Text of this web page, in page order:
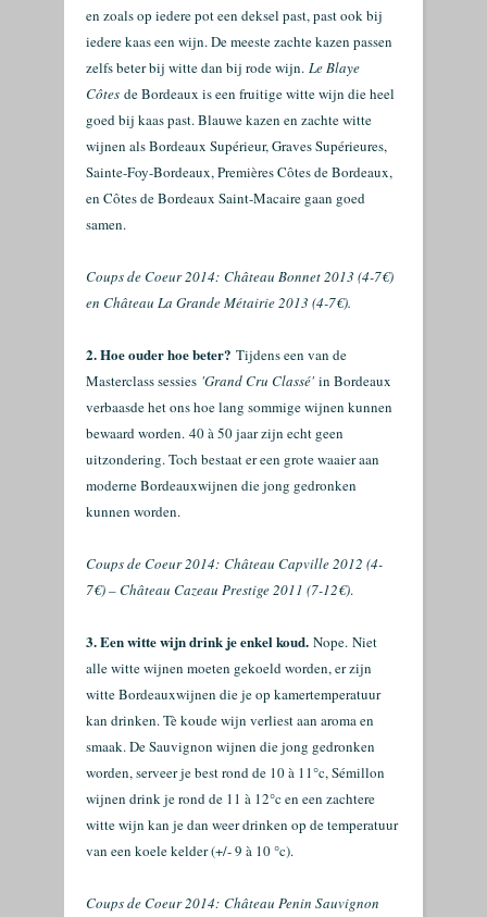
en zoals op iedere pot een deksel past, past ook bij
iedere kaas een wijn. De meeste zachte kazen passen
zelfs beter bij witte dan bij rode wijn. Le Blaye
Côtes de Bordeaux is een fruitige witte wijn die heel
goed bij kaas past. Blauwe kazen en zachte witte
wijnen als Bordeaux Supérieur, Graves Supérieures,
Sainte-Foy-Bordeaux, Premières Côtes de Bordeaux,
en Côtes de Bordeaux Saint-Macaire gaan goed
samen.
Coups de Coeur 2014: Château Bonnet 2013 (4-7€)
en Château La Grande Métairie 2013 (4-7€).
2. Hoe ouder hoe beter? Tijdens een van de
Masterclass sessies 'Grand Cru Classé' in Bordeaux
verbaasde het ons hoe lang sommige wijnen kunnen
bewaard worden. 40 à 50 jaar zijn echt geen
uitzondering. Toch bestaat er een grote waaier aan
moderne Bordeauxwijnen die jong gedronken
kunnen worden.
Coups de Coeur 2014: Château Capville 2012 (4-
7€) – Château Cazeau Prestige 2011 (7-12€).
3. Een witte wijn drink je enkel koud. Nope. Niet
alle witte wijnen moeten gekoeld worden, er zijn
witte Bordeauxwijnen die je op kamertemperatuur
kan drinken. Tè koude wijn verliest aan aroma en
smaak. De Sauvignon wijnen die jong gedronken
worden, serveer je best rond de 10 à 11°c, Sémillon
wijnen drink je rond de 11 à 12°c en een zachtere
witte wijn kan je dan weer drinken op de temperatuur
van een koele kelder (+/- 9 à 10 °c).
Coups de Coeur 2014: Château Penin Sauvignon